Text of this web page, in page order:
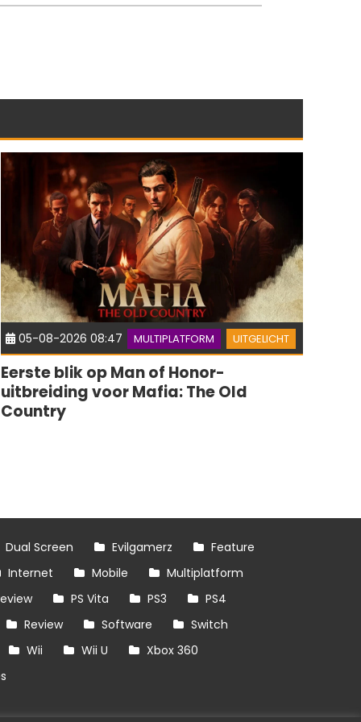
05-08-2026 08:47 MULTIPLATFORM UITGELICHT
Eerste blik op Man of Honor-
uitbreiding voor Mafia: The Old
Country
Dual Screen Evilgamerz
Feature
Internet Mobile
Multiplatform
PS Vita PS3
PS4
Review Software
Switch
Wii Wii U
Xbox 360